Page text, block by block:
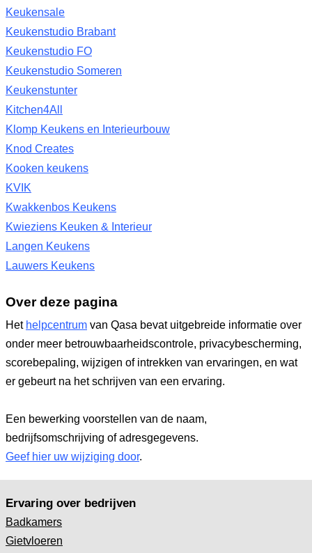
Keukensale
Keukenstudio Brabant
Keukenstudio FO
Keukenstudio Someren
Keukenstunter
Kitchen4All
Klomp Keukens en Interieurbouw
Knod Creates
Kooken keukens
KVIK
Kwakkenbos Keukens
Kwieziens Keuken & Interieur
Langen Keukens
Lauwers Keukens
Over deze pagina
Het helpcentrum van Qasa bevat uitgebreide informatie over
onder meer betrouwbaarheidscontrole, privacybescherming,
scorebepaling, wijzigen of intrekken van ervaringen, en wat
er gebeurt na het schrijven van een ervaring.
Een bewerking voorstellen van de naam,
bedrijfsomschrijving of adresgegevens.
Geef hier uw wijziging door.
Ervaring over bedrijven
Badkamers
Gietvloeren